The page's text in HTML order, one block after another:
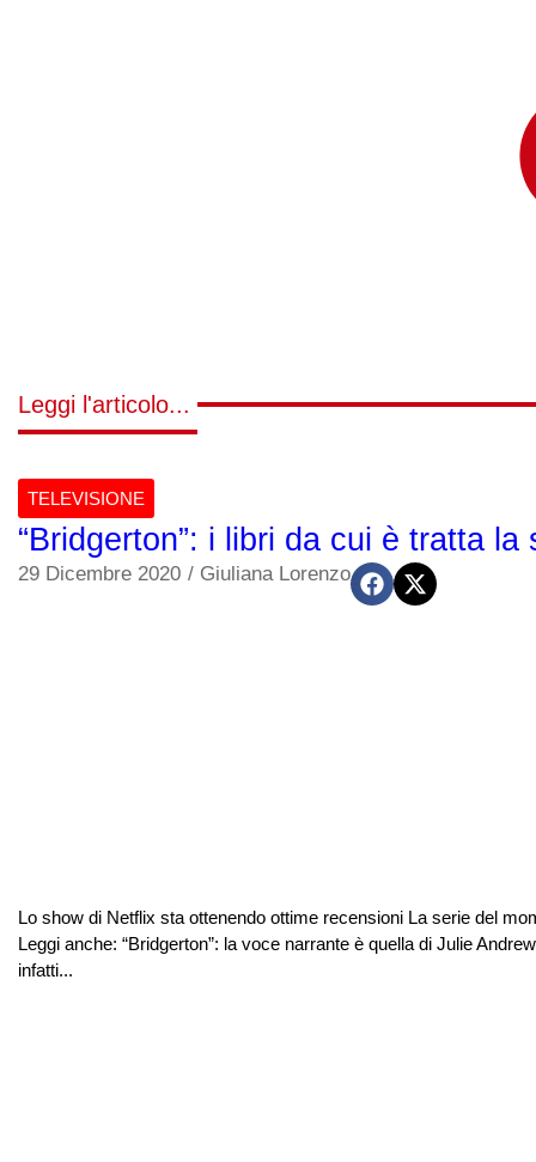
Leggi l'articolo...
TELEVISIONE
“Bridgerton”: i libri da cui è tratta la
29 Dicembre 2020 / Giuliana Lorenzo
Lo show di Netflix sta ottenendo ottime recensioni La serie del
Leggi anche: “Bridgerton”: la voce narrante è quella di Julie
infatti...